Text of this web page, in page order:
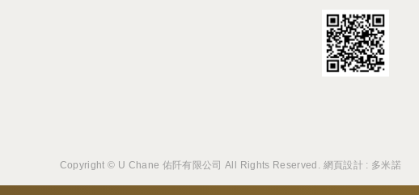
Copyright © U Chane 佑阡有限公司 All Rights Reserved. 網頁設計 : 多米諾